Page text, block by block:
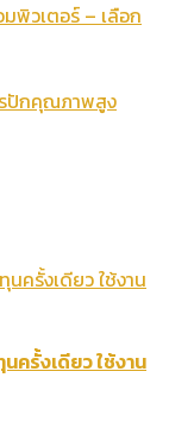
พิวเตอร์ – เลือก
รปักคุณภาพสูง
ครั้งเดียว ใช้งาน